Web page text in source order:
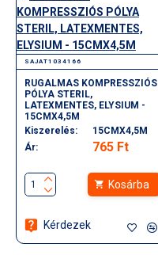
SAJAT1034166
RUGALMAS KOMPRESSZIÓS
PÓLYA STERIL,
LATEXMENTES, ELYSIUM -
15CMX4,5M
Kiszerelés:
15CMX4,5M
Ár:
765 Ft
Kosárba
Kérdezek